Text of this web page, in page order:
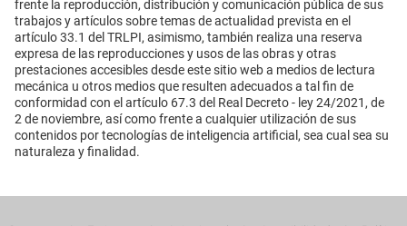
frente la reproducción, distribución y comunicación pública de sus
trabajos y artículos sobre temas de actualidad prevista en el
artículo 33.1 del TRLPI, asimismo, también realiza una reserva
expresa de las reproducciones y usos de las obras y otras
prestaciones accesibles desde este sitio web a medios de lectura
mecánica u otros medios que resulten adecuados a tal fin de
conformidad con el artículo 67.3 del Real Decreto - ley 24/2021, de
2 de noviembre, así como frente a cualquier utilización de sus
contenidos por tecnologías de inteligencia artificial, sea cual sea su
naturaleza y finalidad.